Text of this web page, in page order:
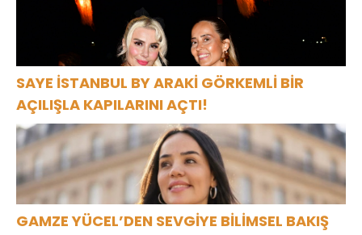
SAYE İSTANBUL BY ARAKİ GÖRKEMLİ BİR
AÇILIŞLA KAPILARINI AÇTI!
GAMZE YÜCEL’DEN SEVGİYE BİLİMSEL BAKIŞ